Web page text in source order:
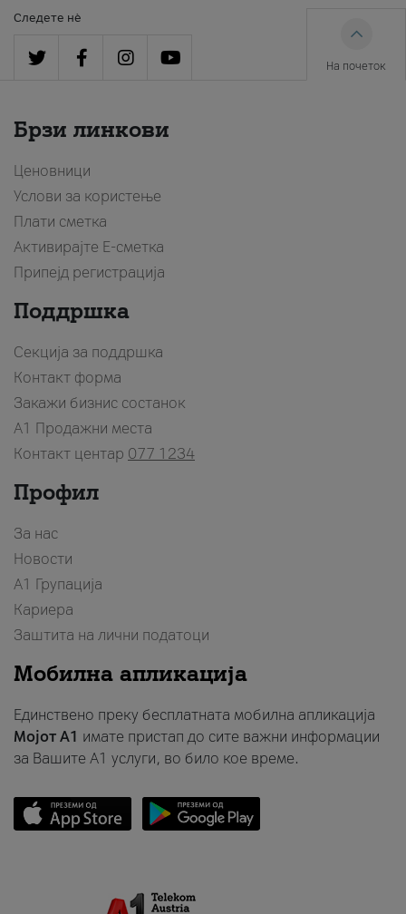
Следете нè
На почеток
Брзи линкови
Ценовници
Услови за користење
Плати сметка
Активирајте Е-сметка
Припејд регистрација
Поддршка
Секција за поддршка
Контакт форма
Закажи бизнис состанок
A1 Продажни места
Контакт центар 077 1234
Профил
За нас
Новости
А1 Групација
Кариера
Заштита на лични податоци
Мобилна апликација
Единствено преку бесплатната мобилна апликација
Мојот A1 имате пристап до сите важни информации
за Вашите A1 услуги, во било кое време.